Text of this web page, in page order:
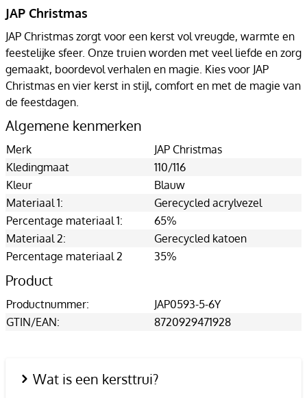
JAP Christmas
JAP Christmas zorgt voor een kerst vol vreugde, warmte en
feestelijke sfeer. Onze truien worden met veel liefde en zorg
gemaakt, boordevol verhalen en magie. Kies voor JAP
Christmas en vier kerst in stijl, comfort en met de magie van
de feestdagen.
Algemene kenmerken
Merk
JAP Christmas
Kledingmaat
110/116
Kleur
Blauw
Materiaal 1:
Gerecycled acrylvezel
Percentage materiaal 1:
65%
Materiaal 2:
Gerecycled katoen
Percentage materiaal 2
35%
Product
Productnummer:
JAP0593-5-6Y
GTIN/EAN:
8720929471928
Wat is een kersttrui?